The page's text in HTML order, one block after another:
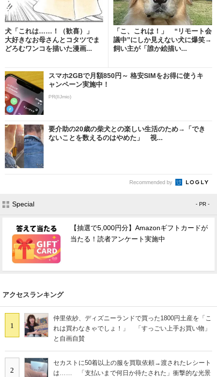
犬「これは……！（歓喜）」
大好きなお母さんとコタツでま
どろむワンコを描いた漫画...
「こ、これは！」 “リモート会
議中”にしか見えない犬に爆笑→
飼い主が「誰か絵描い...
スマホ2GBで月額850円～ 格安SIMをお得に使うキ
ャンペーン実施中！
PR(IIJmio)
要介助の20歳の柴犬との楽しい生活のため→「でき
ないことを数えるのはやめた」 視...
Recommended by
Special - PR -
【抽選で5,000円分】Amazonギフトカードが
当たる！読者アンケート実施中
アクセスランキング
1
仲里依紗、ディズニーランドで買った1800円土産を「こ
れは買わなきゃでしょ！」 「すっごい上手お買い物」
と自画自賛
2
セカストに50着以上の服を買取依頼→渡されたレシート
は…… 「支払いまで何日か待たされた」衝撃的な光景